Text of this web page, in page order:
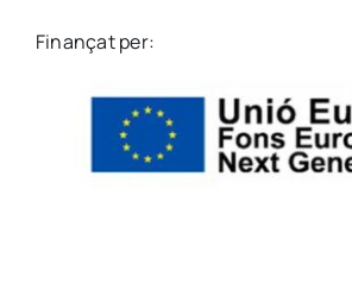
Finançat per: